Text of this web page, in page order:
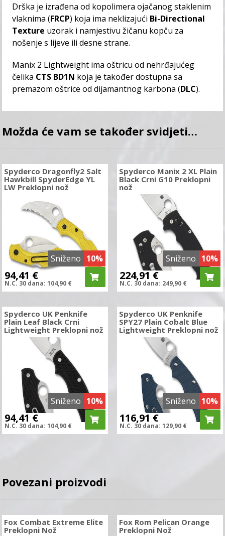
Drška je izrađena od kopolimera ojačanog staklenim
vlaknima (FRCP) koja ima neklizajući Bi-Directional
Texture uzorak i namjestivu žičanu kopču za
nošenje s lijeve ili desne strane.
Manix 2 Lightweight ima oštricu od nehrđajućeg
čelika CTS BD1N koja je također dostupna sa
premazom oštrice od dijamantnog karbona (DLC).
Možda će vam se također svidjeti…
Sniženo 10%
Spyderco Dragonfly2 Salt
Hawkbill SpyderEdge YL
LW Preklopni nož
94,41 €
N.C. 30 dana:104,90 €
Sniženo 10%
Spyderco Manix 2 XL Plain
Black Crni G10 Preklopni
nož
224,91€
N.C. 30 dana: 249,90 €
Sniženo 10%
Spyderco UK Penknife
Plain Leaf Black Crni
Lightweight Preklopni nož
94,41€
N.C. 30 dana:104,90 €
Sniženo 10%
Spyderco UK Penknife
SPY27 Plain Cobalt Blue
Lightweight Preklopni nož
116,91€
N.C. 30 dana: 129,90 €
Povezani proizvodi
Fox Combat Extreme Elite
Preklopni Nož
Fox Rom Pelican Orange
Preklopni Nož